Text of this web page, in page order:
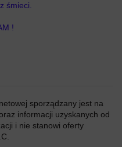
śmieci.
!
sporządzany jest na
informacji uzyskanych od
i nie stanowi oferty